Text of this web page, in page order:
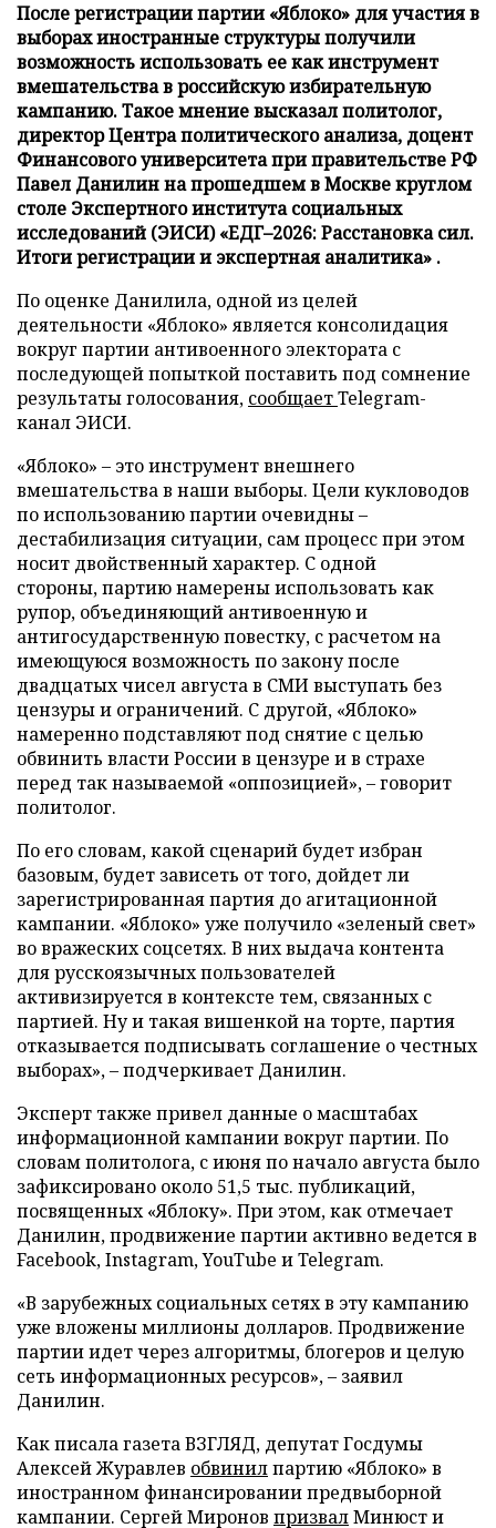
После регистрации партии «Яблоко» для участия в
выборах иностранные структуры получили
возможность использовать ее как инструмент
вмешательства в российскую избирательную
кампанию. Такое мнение высказал политолог,
директор Центра политического анализа, доцент
Финансового университета при правительстве РФ
Павел Данилин на прошедшем в Москве круглом
столе Экспертного института социальных
исследований (ЭИСИ) «ЕДГ–2026: Расстановка сил.
Итоги регистрации и экспертная аналитика» .
По оценке Данилила, одной из целей
деятельности «Яблоко» является консолидация
вокруг партии антивоенного электората с
последующей попыткой поставить под сомнение
результаты голосования, сообщаетTelegram-
канал ЭИСИ.
«Яблоко» – это инструмент внешнего
вмешательства в наши выборы. Цели кукловодов
по использованию партии очевидны –
дестабилизация ситуации, сам процесс при этом
носит двойственный характер. С одной
стороны, партию намерены использовать как
рупор, объединяющий антивоенную и
антигосударственную повестку, с расчетом на
имеющуюся возможность по закону после
двадцатых чисел августа в СМИ выступать без
цензуры и ограничений. С другой, «Яблоко»
намеренно подставляют под снятие с целью
обвинить власти России в цензуре и в страхе
перед так называемой «оппозицией», – говорит
политолог.
По его словам, какой сценарий будет избран
базовым, будет зависеть от того, дойдет ли
зарегистрированная партия до агитационной
кампании. «Яблоко» уже получило «зеленый свет»
во вражеских соцсетях. В них выдача контента
для русскоязычных пользователей
активизируется в контексте тем, связанных с
партией. Ну и такая вишенкой на торте, партия
отказывается подписывать соглашение о честных
выборах», – подчеркивает Данилин.
Эксперт также привел данные о масштабах
информационной кампании вокруг партии. По
словам политолога, с июня по начало августа было
зафиксировано около 51,5 тыс. публикаций,
посвященных «Яблоку». При этом, как отмечает
Данилин, продвижение партии активно ведется в
Facebook, Instagram, YouTube и Telegram.
«В зарубежных социальных сетях в эту кампанию
уже вложены миллионы долларов. Продвижение
партии идет через алгоритмы, блогеров и целую
сеть информационных ресурсов», – заявил
Данилин.
Как писала газета ВЗГЛЯД, депутат Госдумы
Алексей Журавлев обвинилпартию «Яблоко» в
иностранном финансировании предвыборной
кампании. Сергей Миронов призвалМинюст и